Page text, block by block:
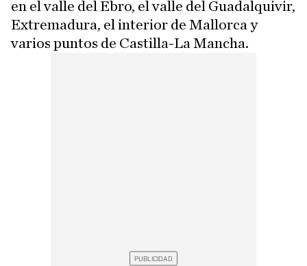
en el valle del Ebro, el valle del Guadalquivir,
Extremadura, el interior de Mallorca y
varios puntos de Castilla-La Mancha.